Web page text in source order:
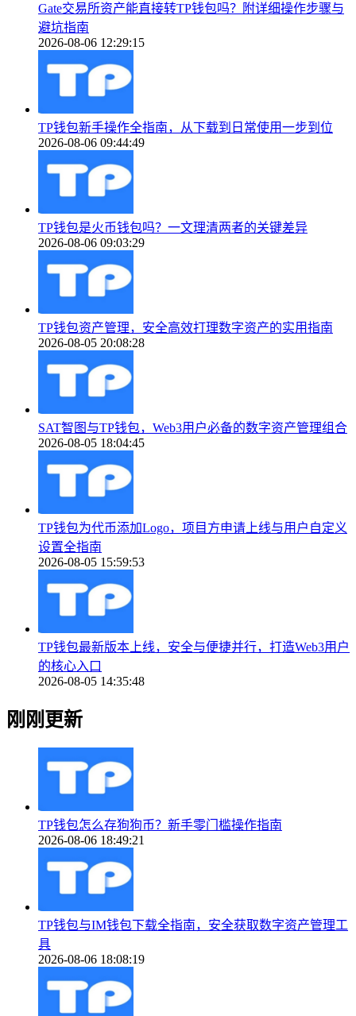
Gate交易所资产能直接转TP钱包吗？附详细操作步骤与
避坑指南
2026-08-06 12:29:15
TP钱包新手操作全指南，从下载到日常使用一步到位
2026-08-06 09:44:49
TP钱包是火币钱包吗？一文理清两者的关键差异
2026-08-06 09:03:29
TP钱包资产管理，安全高效打理数字资产的实用指南
2026-08-05 20:08:28
SAT智图与TP钱包，Web3用户必备的数字资产管理组合
2026-08-05 18:04:45
TP钱包为代币添加Logo，项目方申请上线与用户自定义
设置全指南
2026-08-05 15:59:53
TP钱包最新版本上线，安全与便捷并行，打造Web3用户
的核心入口
2026-08-05 14:35:48
刚刚更新
TP钱包怎么存狗狗币？新手零门槛操作指南
2026-08-06 18:49:21
TP钱包与IM钱包下载全指南，安全获取数字资产管理工
具
2026-08-06 18:08:19